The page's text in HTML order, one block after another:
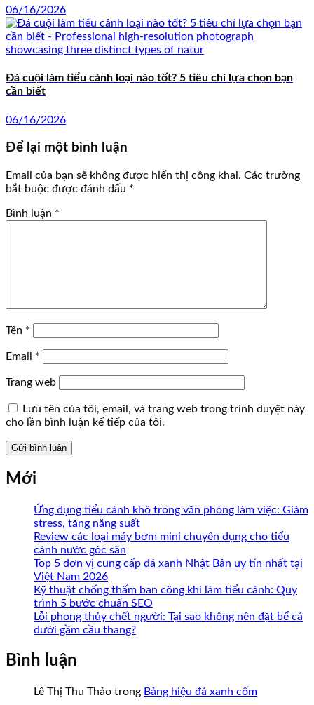
06/16/2026
Đá cuội làm tiểu cảnh loại nào tốt? 5 tiêu chí lựa chọn bạn
cần biết
06/16/2026
Để lại một bình luận
Email của bạn sẽ không được hiển thị công khai. Các trường
bắt buộc được đánh dấu *
Bình luận *
Tên *
Email *
Trang web
Lưu tên của tôi, email, và trang web trong trình duyệt này
cho lần bình luận kế tiếp của tôi.
Mới
Ứng dụng tiểu cảnh khô trong văn phòng làm việc: Giảm
stress, tăng năng suất
Review các loại máy bơm mini chuyên dụng cho tiểu
cảnh nước góc sân
Top 5 đơn vị cung cấp đá xanh Nhật Bản uy tín nhất tại
Việt Nam 2026
Kỹ thuật chống thấm ban công khi làm tiểu cảnh: Quy
trình 5 bước chuẩn SEO
Lỗi phong thủy chết người: Tại sao không nên đặt bể cá
dưới gầm cầu thang?
Bình luận
Lê Thị Thu Thảo trong Bảng hiệu đá xanh cốm